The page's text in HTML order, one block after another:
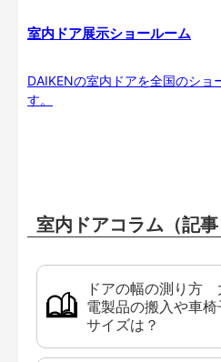
室内ドア展示ショールーム
DAIKENの室内ドアを全国のショ
す。
室内ドアコラム（記事
ドアの幅の測り方
電製品の搬入や車
サイズは？